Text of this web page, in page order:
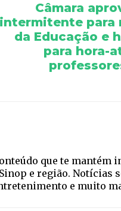
Câmara
intermitente para
da Educação e
para hora-
que te mantém
e região. Notícias
e muito